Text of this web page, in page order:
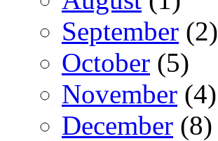
September (2)
October (5)
November (4)
December (8)